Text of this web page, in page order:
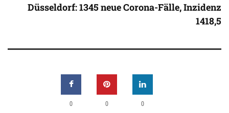
Düsseldorf: 1345 neue Corona-Fälle, Inzidenz
1418,5
0 0 0